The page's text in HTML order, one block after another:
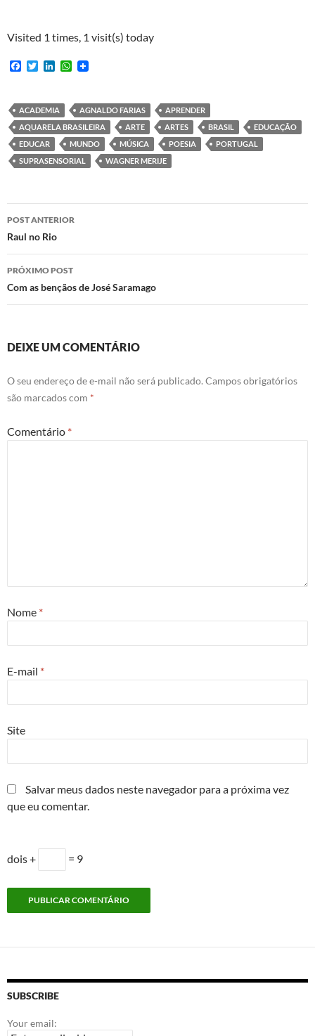
Visited 1 times, 1 visit(s) today
F
b
o
o
k
T
t
e
r
e
d
I
n
W
s
A
p
p
ACADEMIA AGNALDO FARIAS
APRENDER
AQUARELA BRASILEIRA
ARTE ARTES BRASIL
EDUCAÇÃO
EDUCAR
MUNDO MÚSICA POESIA
PORTUGAL
SUPRASENSORIAL
WAGNER MERIJE
Navegação
de
posts
POST ANTERIOR
Raul no Rio
PRÓXIMO POST
Com as bençãos de José Saramago
DEIXE UM COMENTÁRIO
O seu endereço de e-mail não será publicado. Campos obrigatórios
são marcados com *
Comentário *
Nome *
E-mail *
Site
Salvar meus dados neste navegador para a próxima vez
que eu comentar.
dois + = 9
SUBSCRIBE
Your email: